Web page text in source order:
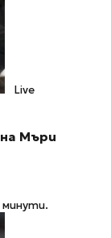
Live
Мъри
минути.